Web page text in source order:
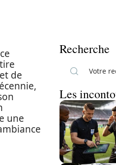
de
une
Recherche
Les